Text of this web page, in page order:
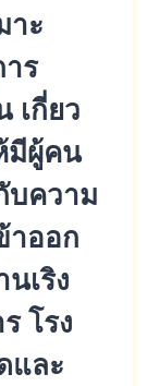
าะ
ร
เกี่ยว
มีผู้คน
บความ
าออก
เริง
โรง
และ